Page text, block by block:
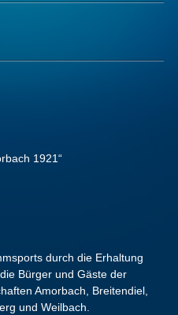
1921“
durch die Erhaltung
Bürger und Gäste der
Amorbach, Breitendiel,
und Weilbach.